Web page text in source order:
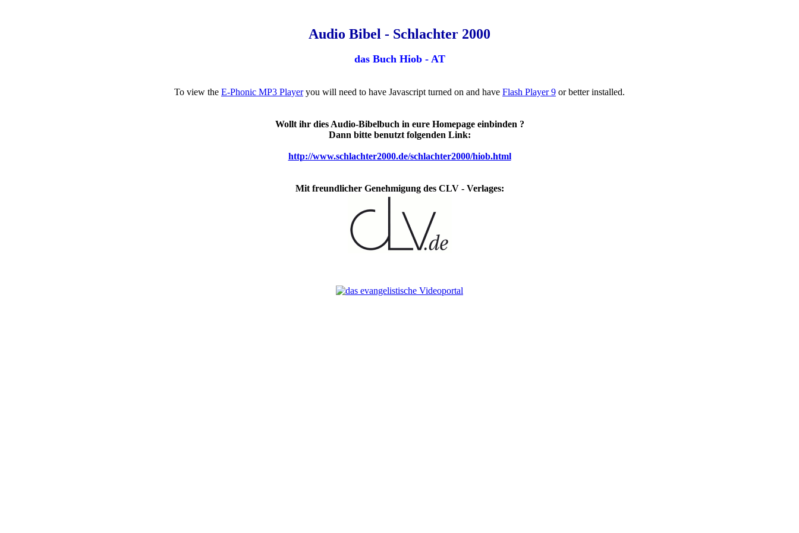
Audio Bibel - Schlachter 2000
das Buch Hiob - AT
To view the E-Phonic MP3 Playeryou will need to have Javascript turned on and have Flash Player 9 or better installed.
Wollt ihr dies Audio-Bibelbuch in eure Homepage einbinden ?
Dann bitte benutzt folgenden Link:
http://www.schlachter2000.de/schlachter2000/hiob.html
Mit freundlicher Genehmigung des CLV - Verlages: